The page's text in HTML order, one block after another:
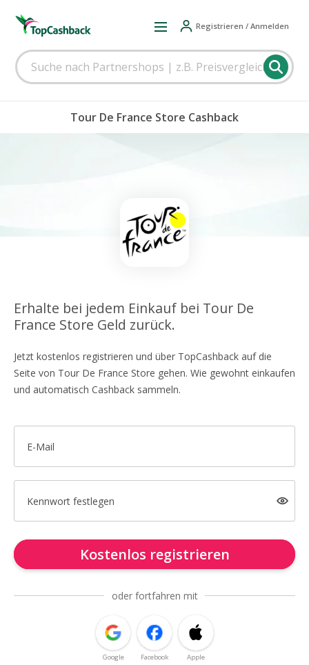
Registrieren / Anmelden
Tour De France Store Cashback
Erhalte bei jedem Einkauf bei Tour De
France Store Geld zurück.
Jetzt kostenlos registrieren und über TopCashback auf die
Seite von Tour De France Store gehen. Wie gewohnt einkaufen
und automatisch Cashback sammeln.
E-Mail
Kennwort festlegen
Kostenlos registrieren
oder fortfahren mit
Google Facebook Apple